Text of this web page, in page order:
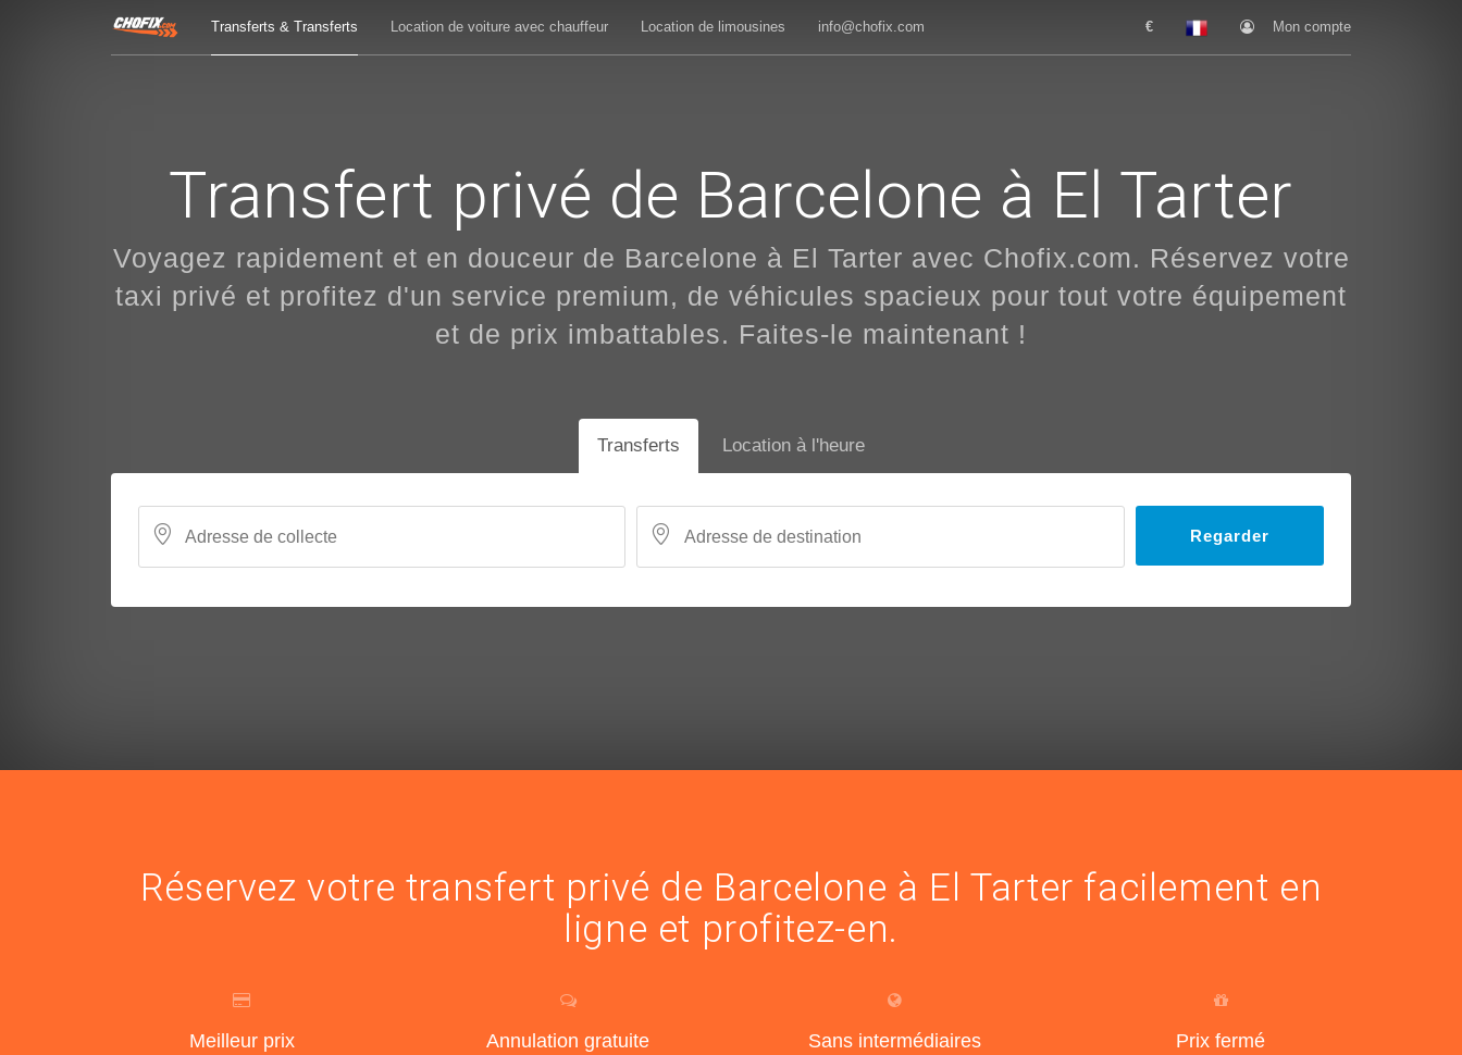
Transferts & Transferts Location de voiture avec chauffeur Location de limousines info@chofix.com € Mon compte
Transfert privé de Barcelone à El Tarter
Voyagez rapidement et en douceur de Barcelone à El Tarter avec Chofix.com. Réservez votre
taxi privé et profitez d'un service premium, de véhicules spacieux pour tout votre équipement
et de prix imbattables. Faites-le maintenant !
Transferts Location à l'heure
Regarder
Réservez votre transfert privé de Barcelone à El Tarter facilement en
ligne et profitez-en.
Meilleur prix Annulation gratuite Sans intermédiaires Prix fermé